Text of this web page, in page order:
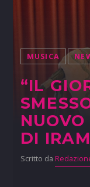
MUSICA
“IL
DI
Scritto da